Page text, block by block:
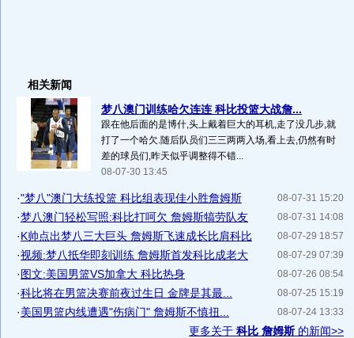
相关新闻
梦八澳门训练哈欠连连 科比投篮大战詹...
跟在他后面的是博什,头上戴着巨大的耳机,走了没几步,就
打了一个哈欠.随后队员们三三两两入场,看上去,仍然有时
差的球员们,昨天似乎调整得不错...
08-07-30 13:45
08-07-31 15:20
·"梦八"澳门大练投篮 科比组表现佳小胜詹姆斯
08-07-31 14:08
·梦八澳门轻松写照:科比打呵欠 詹姆斯犒劳队友
08-07-29 18:57
·K帅点出梦八三大巨头 詹姆斯飞速成长比肩科比
08-07-29 07:39
·视频:梦八抵华即刻训练 詹姆斯首发科比成老大
08-07-26 08:54
·图文:美国男篮VS加拿大 科比热身
08-07-25 15:19
·科比将在男篮决赛前夜过生日 金牌是其最...
08-07-24 13:33
·美国男篮内线遭遇"伤病门" 詹姆斯不慎扭...
更多关于 科比 詹姆斯的新闻>>